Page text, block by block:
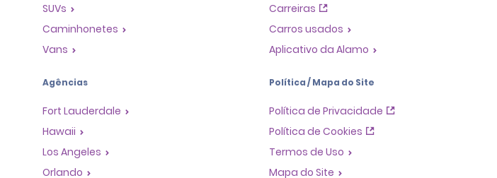
SUVs
Caminhonetes
Vans
Agências
Fort Lauderdale
Hawaii
Los Angeles
Orlando
Carreiras
Carros usados
Aplicativo da Alamo
Política / Mapa do Site
Política de Privacidade
Política de Cookies
Termos de Uso
Mapa do Site